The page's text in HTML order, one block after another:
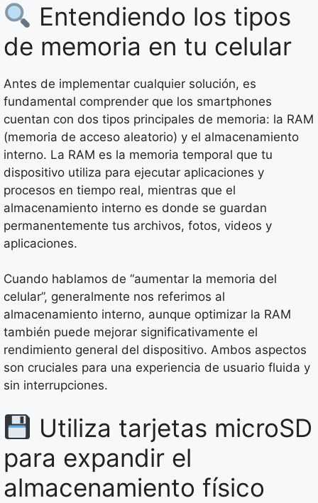
Entendiendo los tipos
de memoria en tu celular
Antes de implementar cualquier solución, es
fundamental comprender que los smartphones
cuentan con dos tipos principales de memoria: la RAM
(memoria de acceso aleatorio) y el almacenamiento
interno. La RAM es la memoria temporal que tu
dispositivo utiliza para ejecutar aplicaciones y
procesos en tiempo real, mientras que el
almacenamiento interno es donde se guardan
permanentemente tus archivos, fotos, videos y
aplicaciones.
Cuando hablamos de “aumentar la memoria del
celular”, generalmente nos referimos al
almacenamiento interno, aunque optimizar la RAM
también puede mejorar significativamente el
rendimiento general del dispositivo. Ambos aspectos
son cruciales para una experiencia de usuario fluida y
sin interrupciones.
Utiliza tarjetas microSD
para expandir el
almacenamiento físico